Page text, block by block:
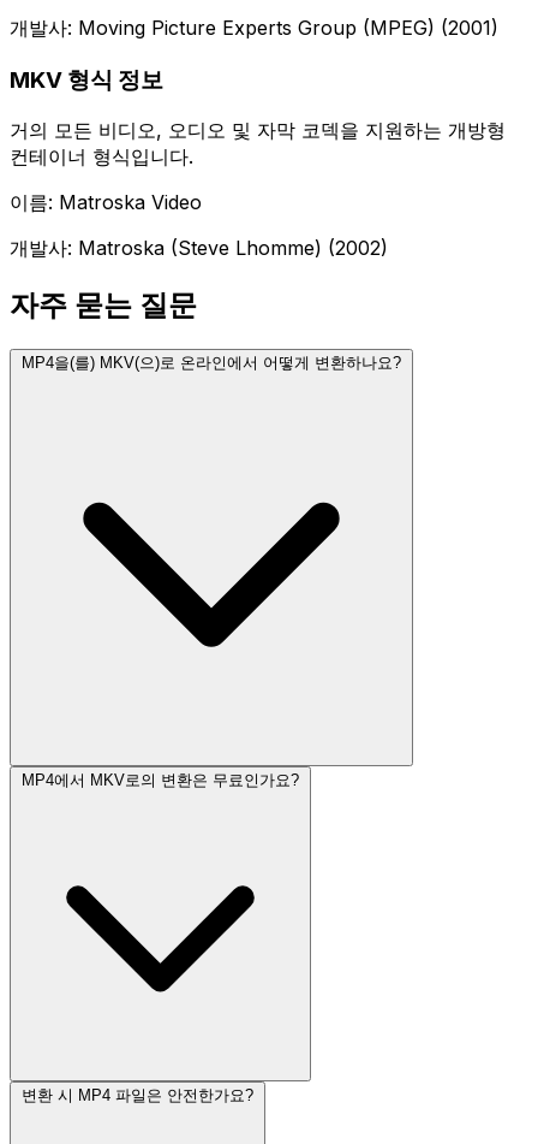
개발사: Moving Picture Experts Group (MPEG) (2001)
MKV 형식 정보
거의 모든 비디오, 오디오 및 자막 코덱을 지원하는 개방형
컨테이너 형식입니다.
이름: Matroska Video
개발사: Matroska (Steve Lhomme) (2002)
자주 묻는 질문
MP4을(를) MKV(으)로 온라인에서 어떻게 변환하나요?
MP4에서 MKV로의 변환은 무료인가요?
변환 시 MP4 파일은 안전한가요?